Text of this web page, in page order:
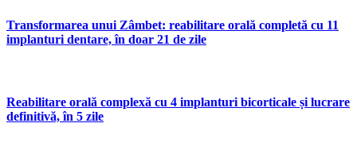
Transformarea unui Zâmbet: reabilitare orală completă cu 11
implanturi dentare, în doar 21 de zile
Reabilitare orală complexă cu 4 implanturi bicorticale și lucrare
definitivă, în 5 zile